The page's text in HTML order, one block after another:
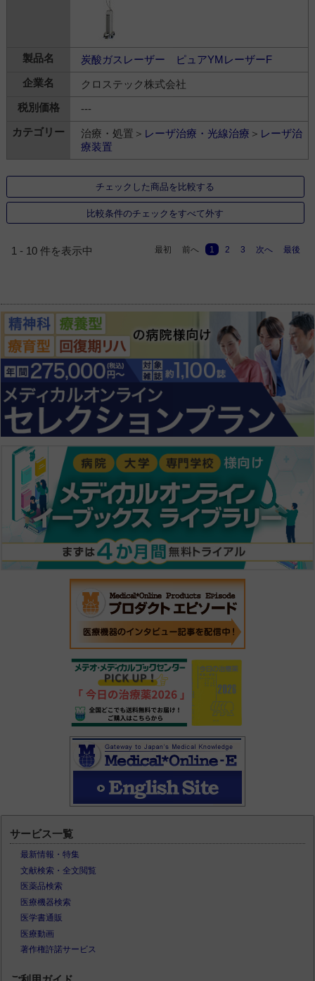
炭酸ガスレーザー ピュアYMレーザーF
クロステック株式会社
---
治療・処置＞ レーザ治療・光線治療 ＞ レーザ治
療装置
チェックした商品を比較する
比較条件のチェックをすべて外す
1 - 10 件を表示中 最初 前へ 1 2 3 次へ 最後
サービス一覧
最新情報・特集
文献検索・全文閲覧
医薬品検索
医療機器検索
医学書通販
医療動画
著作権許諾サービス